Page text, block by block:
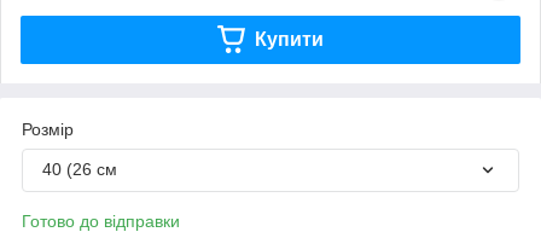
Купити
Розмір
40 (26 см
Готово до відправки